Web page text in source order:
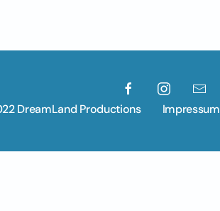
DreamLand Productions Impressum